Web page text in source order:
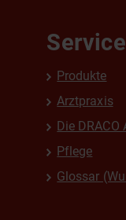
Service
Produkte
Arztpraxis
Die
Pflege
Glossar